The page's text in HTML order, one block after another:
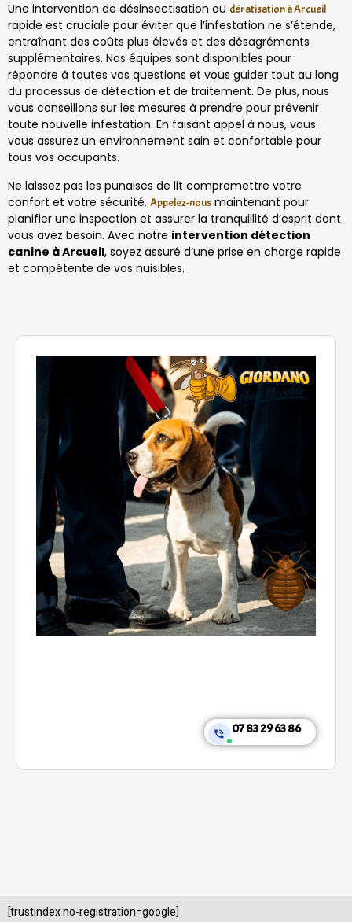
Une intervention de désinsectisation ou dératisation à Arcueil
rapide est cruciale pour éviter que l’infestation ne s’étende,
entraînant des coûts plus élevés et des désagréments
supplémentaires. Nos équipes sont disponibles pour
répondre à toutes vos questions et vous guider tout au long
du processus de détection et de traitement. De plus, nous
vous conseillons sur les mesures à prendre pour prévenir
toute nouvelle infestation. En faisant appel à nous, vous
vous assurez un environnement sain et confortable pour
tous vos occupants.
Ne laissez pas les punaises de lit compromettre votre
confort et votre sécurité. Appelez-nous maintenant pour
planifier une inspection et assurer la tranquillité d’esprit dont
vous avez besoin. Avec notre intervention détection
canine à Arcueil, soyez assuré d’une prise en charge rapide
et compétente de vos nuisibles.
07 83 29 63 86
[trustindex no-registration=google]